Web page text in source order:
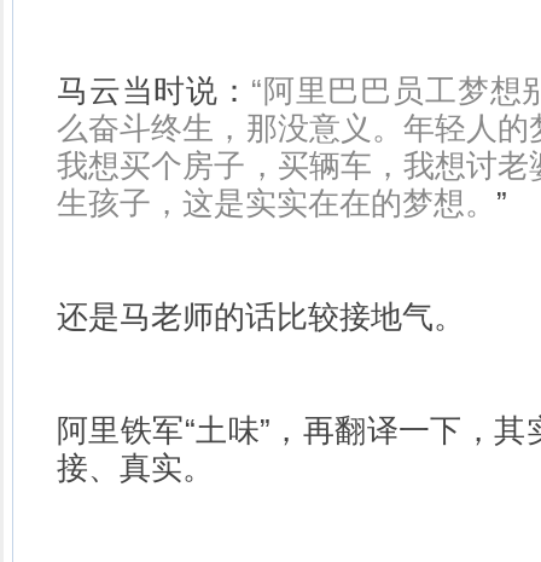
马云当时说： “阿里巴巴员工梦想
么奋斗终生，那没意义。年轻人
我想买个房子，买辆车，我想讨
生孩子，这是实实在在的梦想。 ”
还是马老师的话比较接地气。
阿里铁军“土味”，再翻译一下，
接、真实。